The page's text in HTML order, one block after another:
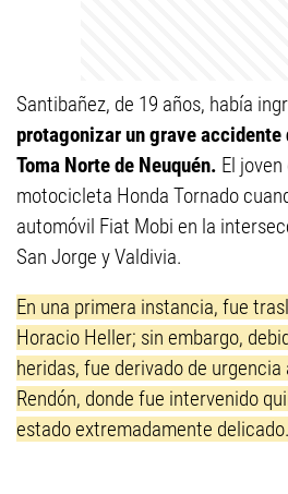
Santibañez, de 19 años, había
protagonizar un grave
Toma Norte de Neuquén. El
motocicleta Honda Tornado
automóvil Fiat Mobi en la
San Jorge y Valdivia.
En una primera instancia, fue
Horacio Heller; sin embargo,
heridas, fue derivado de
Rendón, donde fue intervenido
estado extremadamente delicado.